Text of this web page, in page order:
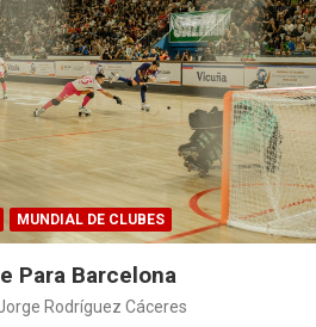
MUNDIAL DE CLUBES
Para Barcelona
Rodríguez Cáceres